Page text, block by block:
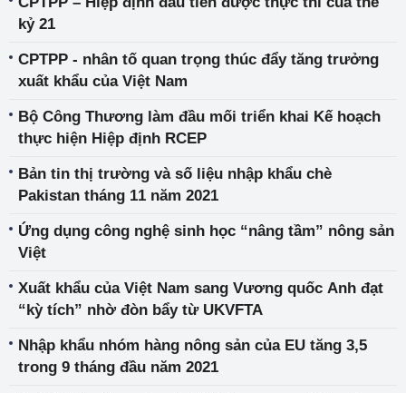
kỷ 21
CPTPP - nhân tố quan trọng thúc đẩy tăng trưởng
xuất khẩu của Việt Nam
Bộ Công Thương làm đầu mối triển khai Kế hoạch
thực hiện Hiệp định RCEP
Bản tin thị trường và số liệu nhập khẩu chè
Pakistan tháng 11 năm 2021
Ứng dụng công nghệ sinh học “nâng tầm” nông sản
Việt
Xuất khẩu của Việt Nam sang Vương quốc Anh đạt
“kỳ tích” nhờ đòn bẩy từ UKVFTA
Nhập khẩu nhóm hàng nông sản của EU tăng 3,5
trong 9 tháng đầu năm 2021